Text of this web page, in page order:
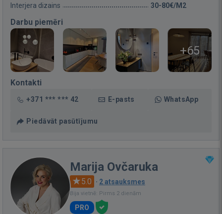
Interjera dizains 30-80€/M2
Darbu piemēri
+65
Kontakti
+371 *** *** 42 E-pasts WhatsApp
Piedāvāt pasūtījumu
Marija Ovčaruka
5.0 · 2 atsauksmes
Bija vietnē: Pirms 2 dienām
PRO